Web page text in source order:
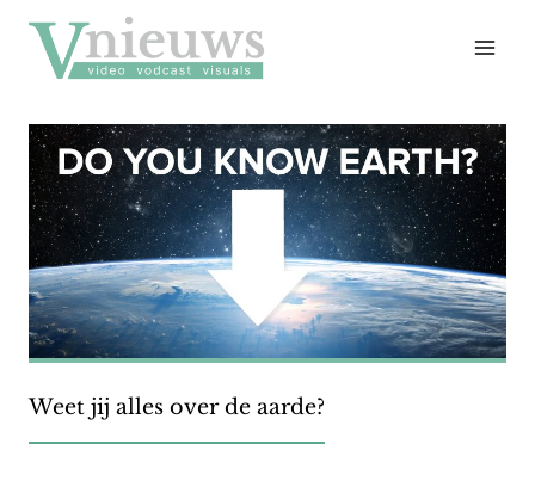
naar
inhoud
Weet jij alles over de aarde?